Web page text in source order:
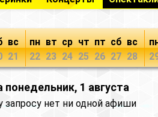
вс
21
пн
22
вт
23
ср
24
чт
25
пт
26
сб
27
вс
28
1 августа
нет ни одной афиши